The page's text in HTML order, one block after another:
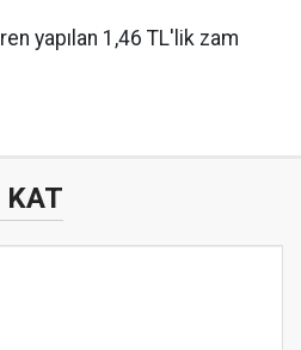
yapılan 1,46 TL'lik zam
KAT